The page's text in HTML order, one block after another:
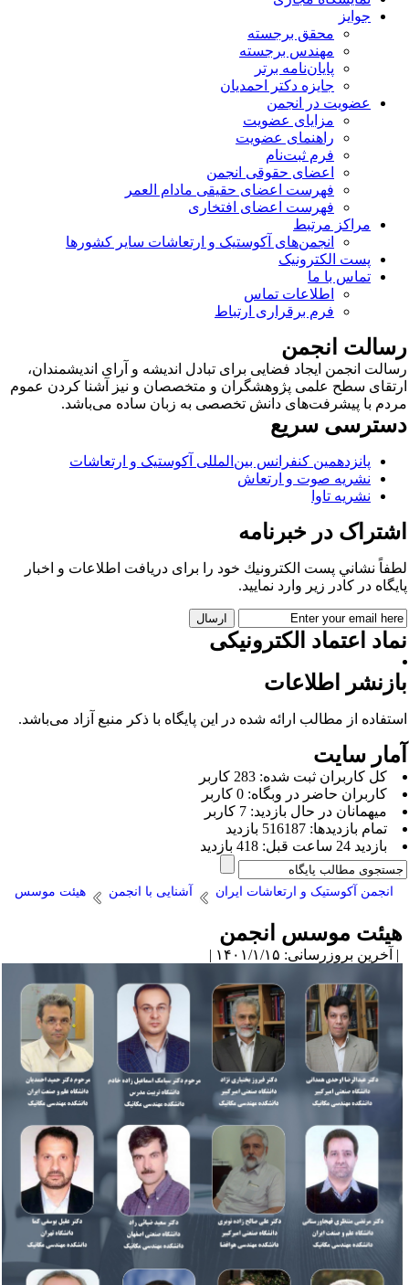
جوایز
محقق برجسته
مهندس برجسته
پایان‌نامه برتر
جایزه دکتر احمدیان
عضویت در انجمن
مزایای عضویت
راهنمای عضویت
فرم ثبت‌نام
اعضای حقوقی انجمن
فهرست اعضای حقیقی مادام‌ العمر
فهرست اعضای افتخاری
مراکز مرتبط
انجمن‌های آکوستیک و ارتعاشات سایر کشورها
پست الکترونیک
تماس با ما
اطلاعات تماس
فرم برقراری ارتباط
انجمن
انجمن ایجاد فضایی برای تبادل اندیشه و آرای اندیشمندان،
سطح علمی پژوهشگران و متخصصان و نیز آشنا کردن عموم
با پیشرفت‌های دانش تخصصی به زبان ساده می‌باشد.
سریع
پانزدهمین کنفرانس بین‌المللی آکوستیک و ارتعاشات
نشریه صوت و ارتعاش
نشریه تاوا
در خبرنامه
نشاني پست الكترونيك خود را برای دريافت اطلاعات و اخبار
در كادر زير وارد نمایید.
اعتماد الکترونیکی
اطلاعات
از مطالب ارائه شده در این پایگاه با ذکر منبع آزاد می‌باشد.
سایت
كل کاربران ثبت شده: 283 کاربر
کاربران حاضر در وبگاه: 0 کاربر
ميهمانان در حال بازديد: 7 کاربر
تمام بازديد‌ها: 516187 بازدید
بازديد 24 ساعت قبل: 418 بازدید
انجمن آکوستیک و ارتعاشات ایران آشنایی با انجمن هیئت موسس
موسس انجمن
بروزرسانی: ۱۴۰۱/۱/۱۵ |